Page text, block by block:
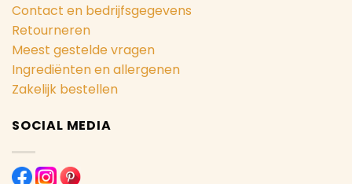
Contact en bedrijfsgegevens
Retourneren
Meest gestelde vragen
Ingrediënten en allergenen
Zakelijk bestellen
SOCIAL MEDIA